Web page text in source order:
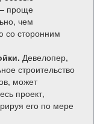
проще
чем
со сторонним
Девелопер,
строительство
может
проект,
его по мере